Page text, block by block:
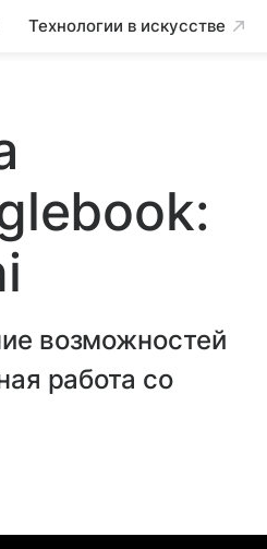
Технологии в искусстве
возможностей
работа со